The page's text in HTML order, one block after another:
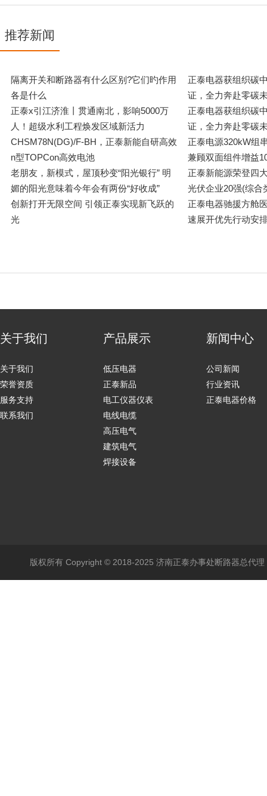
推荐新闻
隔离开关和断路器有什么区别?它们旳作用
各是什么
正泰电器获组织碳
证，全力奔赴零碳
正泰x引江济淮丨贯通南北，影响5000万
人！超级水利工程焕发区域新活力
正泰电器获组织碳
证，全力奔赴零碳
CHSM78N(DG)/F-BH，正泰新能自研高效
n型TOPCon高效电池
正泰电源320kW组
兼顾双面组件增益
老朋友，新模式，屋顶秒变“阳光银行” 明
媚的阳光意味着今年会有两份“好收成”
正泰新能源荣登四
光伏企业20强(综合
创新打开无限空间 引领正泰实现新飞跃的
光
正泰电器驰援方舱
速展开优先行动安
关于我们
关于我们
荣誉资质
服务支持
联系我们
产品展示
低压电器
正泰新品
电工仪器仪表
电线电缆
高压电气
建筑电气
焊接设备
新闻中心
公司新闻
行业资讯
正泰电器价格
版权所有 Copyright © 2018-2025 济南正泰办事处断路器总代